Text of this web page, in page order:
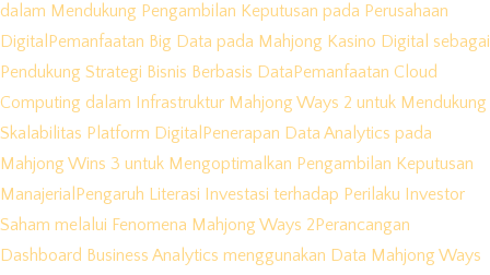
dalam Mendukung Pengambilan Keputusan pada Perusahaan
Digital Pemanfaatan Big Data pada Mahjong Kasino Digital sebagai
Pendukung Strategi Bisnis Berbasis Data Pemanfaatan Cloud
Computing dalam Infrastruktur Mahjong Ways 2 untuk Mendukung
Skalabilitas Platform Digital Penerapan Data Analytics pada
Mahjong Wins 3 untuk Mengoptimalkan Pengambilan Keputusan
Manajerial Pengaruh Literasi Investasi terhadap Perilaku Investor
Saham melalui Fenomena Mahjong Ways 2 Perancangan
Dashboard Business Analytics menggunakan Data Mahjong Ways